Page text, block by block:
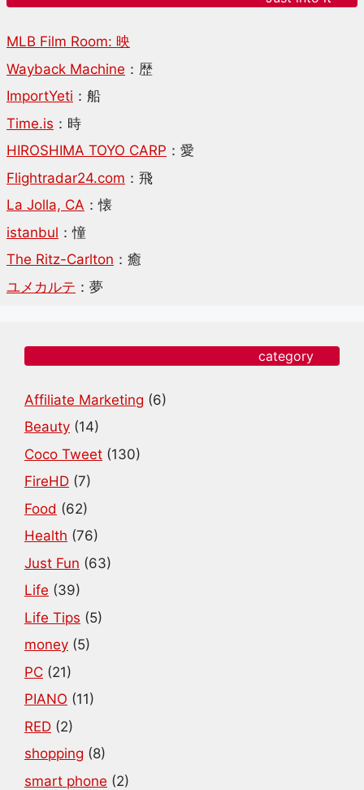
MLB Film Room: 映
Wayback Machine ：歴
ImportYeti ：船
Time.is ：時
HIROSHIMA TOYO CARP ：愛
Flightradar24.com ：飛
La Jolla, CA ：懐
istanbul ：憧
The Ritz-Carlton ：癒
ユメカルテ ：夢
category
Affiliate Marketing (6)
Beauty (14)
Coco Tweet (130)
FireHD (7)
Food (62)
Health (76)
Just Fun (63)
Life (39)
Life Tips (5)
money (5)
PC (21)
PIANO (11)
RED (2)
shopping (8)
smart phone (2)